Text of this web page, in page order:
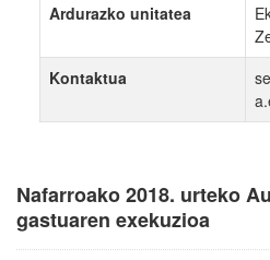
Nafarroako 2018. urteko
gastuaren exekuzioa
Ardurazko unitatea
Kontaktua